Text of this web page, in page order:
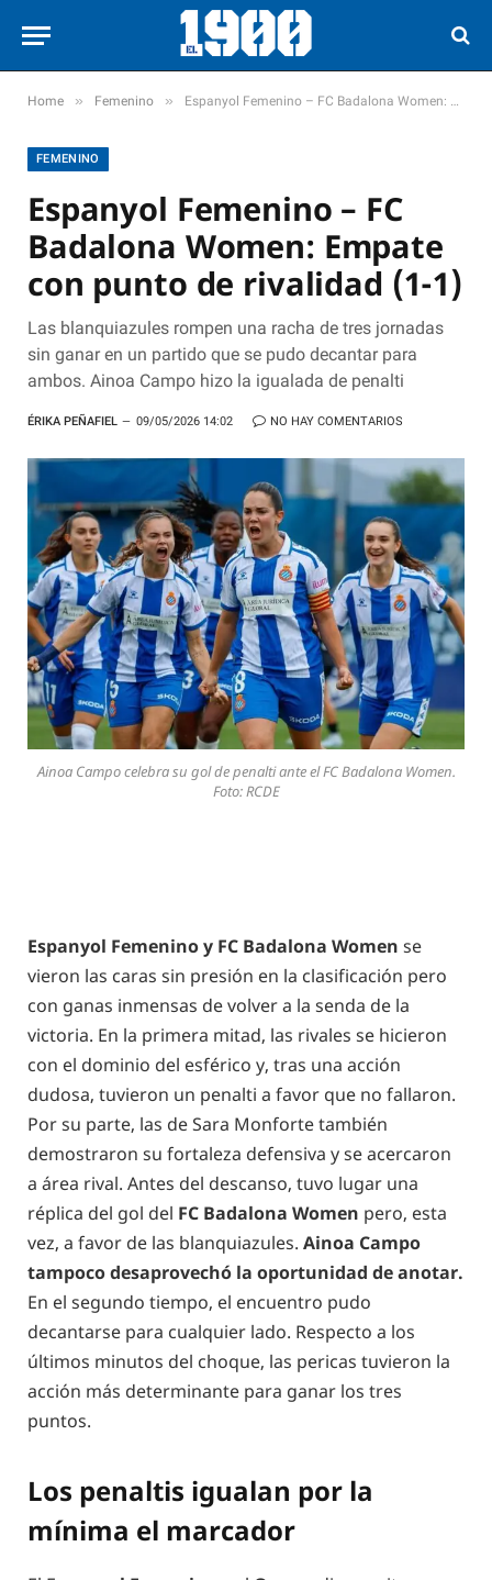
Home » Femenino » Espanyol Femenino – FC Badalona Women: Empate con punto de rivalidad (1-1)
FEMENINO
Espanyol Femenino – FC
Badalona Women: Empate
con punto de rivalidad (1-1)
Las blanquiazules rompen una racha de tres jornadas
sin ganar en un partido que se pudo decantar para
ambos. Ainoa Campo hizo la igualada de penalti
ÉRIKA PEÑAFIEL 09/05/2026 14:02 NO HAY COMENTARIOS
Ainoa Campo celebra su gol de penalti ante el FC Badalona Women.
Foto: RCDE
Espanyol Femenino y FC Badalona Women se
vieron las caras sin presión en la clasificación pero
con ganas inmensas de volver a la senda de la
victoria. En la primera mitad, las rivales se hicieron
con el dominio del esférico y, tras una acción
dudosa, tuvieron un penalti a favor que no fallaron.
Por su parte, las de Sara Monforte también
demostraron su fortaleza defensiva y se acercaron
a área rival. Antes del descanso, tuvo lugar una
réplica del gol del FC Badalona Women pero, esta
vez, a favor de las blanquiazules. Ainoa Campo
tampoco desaprovechó la oportunidad de anotar.
En el segundo tiempo, el encuentro pudo
decantarse para cualquier lado. Respecto a los
últimos minutos del choque, las pericas tuvieron la
acción más determinante para ganar los tres
puntos.
Los penaltis igualan por la
mínima el marcador